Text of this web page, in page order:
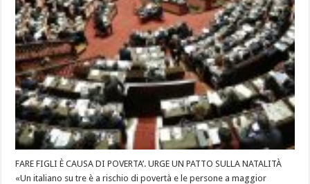
FARE FIGLI È CAUSA DI POVERTA’. URGE UN PATTO SULLA NATALITÀ
«Un italiano su tre è a rischio di povertà e le persone a maggior